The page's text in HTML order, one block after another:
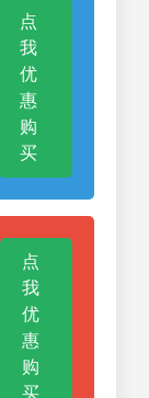
点
我
优
惠
购
买
点
我
优
惠
购
买